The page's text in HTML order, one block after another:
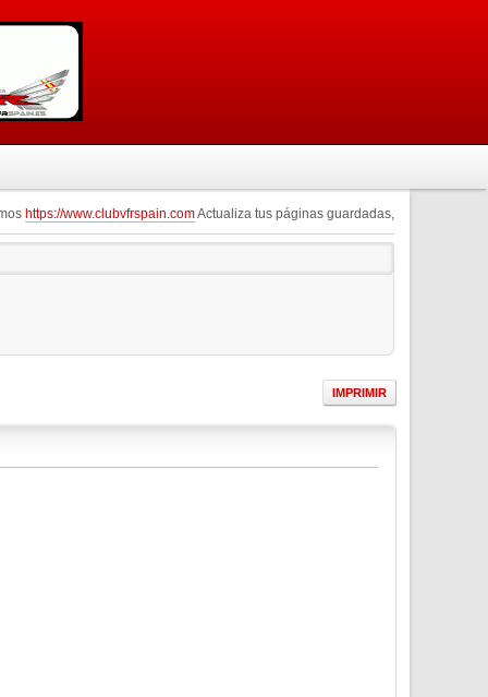
https://www.clubvfrspain.comActualiza tus páginas guardadas,
IMPRIMIR